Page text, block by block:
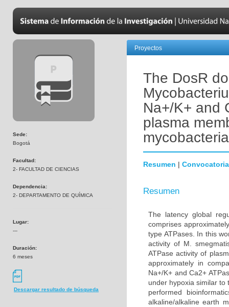
Sede:
Bogotá
Facultad:
2- FACULTAD DE CIENCIAS
Dependencia:
2- DEPARTAMENTO DE QUÍMICA
Lugar:
---
Duración:
6 meses
Descargar resultado de búsqueda
Proyectos
The DosR
Na+/K+ and
plasma
mycobacteria
Resumen | Convocatoria
Resumen
The latency global
comprises
type ATPases. In this
activity of M.
ATPase activity of
approximately in
Na+/K+ and Ca2+
under hypoxia similar to
performed
alkaline/alkaline earth